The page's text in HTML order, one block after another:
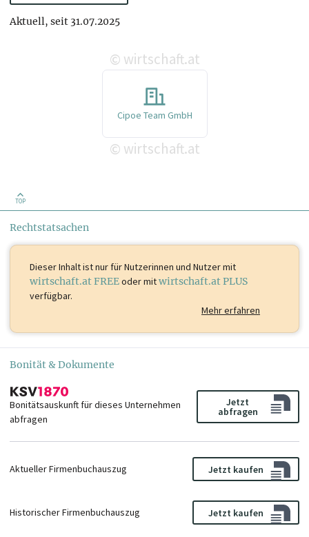
Aktuell, seit 31.07.2025
© wirtschaft.at
Cipoe Team GmbH
© wirtschaft.at
TOP
Rechtstatsachen
Dieser Inhalt istnur für Nutzerinnen und Nutzer mit
wirtschaft.at FREEoder mitwirtschaft.at PLUS
verfügbar.
Mehr erfahren
Bonität & Dokumente
Bonitätsauskunft für dieses Unternehmen
abfragen
Jetzt
abfragen
Aktueller Firmenbuchauszug Jetzt kaufen
Historischer Firmenbuchauszug Jetzt kaufen